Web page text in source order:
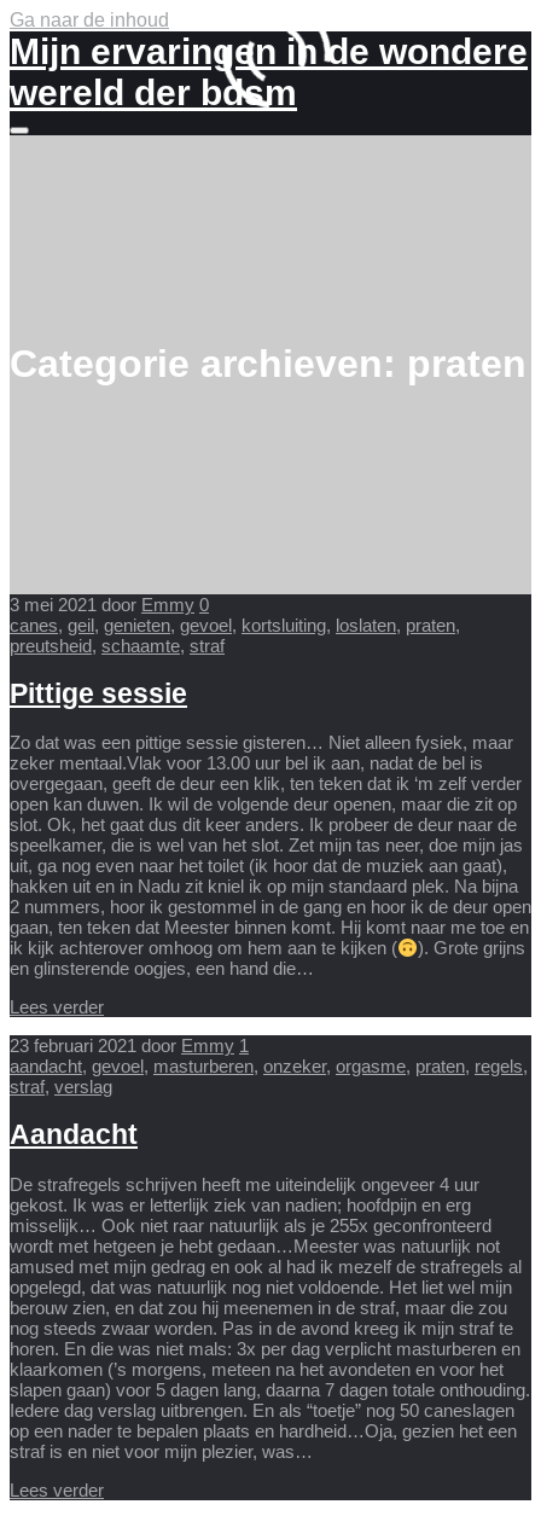
Ga naar de inhoud
Mijn ervaringen in de wondere
wereld der bdsm
Meer
Categorie archieven: praten
3 mei 2021 door Emmy 0
canes, geil, genieten, gevoel, kortsluiting, loslaten, praten,
preutsheid, schaamte, straf
Pittige sessie
Zo dat was een pittige sessie gisteren… Niet alleen fysiek, maar
zeker mentaal.Vlak voor 13.00 uur bel ik aan, nadat de bel is
overgegaan, geeft de deur een klik, ten teken dat ik ‘m zelf verder
open kan duwen. Ik wil de volgende deur openen, maar die zit op
slot. Ok, het gaat dus dit keer anders. Ik probeer de deur naar de
speelkamer, die is wel van het slot. Zet mijn tas neer, doe mijn jas
uit, ga nog even naar het toilet (ik hoor dat de muziek aan gaat),
hakken uit en in Nadu zit kniel ik op mijn standaard plek. Na bijna
2 nummers, hoor ik gestommel in de gang en hoor ik de deur open
gaan, ten teken dat Meester binnen komt. Hij komt naar me toe en
ik kijk achterover omhoog om hem aan te kijken (
). Grote grijns
en glinsterende oogjes, een hand die…
Lees verder
23 februari 2021 door Emmy 1
aandacht, gevoel, masturberen, onzeker, orgasme, praten, regels,
straf, verslag
Aandacht
De strafregels schrijven heeft me uiteindelijk ongeveer 4 uur
gekost. Ik was er letterlijk ziek van nadien; hoofdpijn en erg
misselijk… Ook niet raar natuurlijk als je 255x geconfronteerd
wordt met hetgeen je hebt gedaan…Meester was natuurlijk not
amused met mijn gedrag en ook al had ik mezelf de strafregels al
opgelegd, dat was natuurlijk nog niet voldoende. Het liet wel mijn
berouw zien, en dat zou hij meenemen in de straf, maar die zou
nog steeds zwaar worden. Pas in de avond kreeg ik mijn straf te
horen. En die was niet mals: 3x per dag verplicht masturberen en
klaarkomen (’s morgens, meteen na het avondeten en voor het
slapen gaan) voor 5 dagen lang, daarna 7 dagen totale onthouding.
Iedere dag verslag uitbrengen. En als “toetje” nog 50 caneslagen
op een nader te bepalen plaats en hardheid…Oja, gezien het een
straf is en niet voor mijn plezier, was…
Lees verder